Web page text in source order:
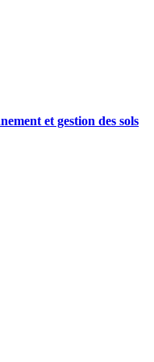
et gestion des sols